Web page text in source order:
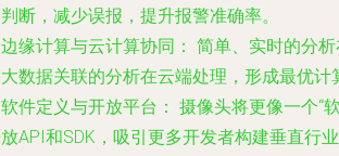
断，减少误报，提升报警准确率。
边缘计算与云计算协同： 简单、实时的分
数据关联的分析在云端处理，形成最优计
软件定义与开放平台： 摄像头将更像一个“
API和SDK，吸引更多开发者构建垂直行